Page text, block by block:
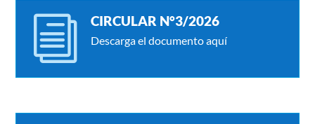
i CIRCULAR N°3/2026
Descarga el documento aquí